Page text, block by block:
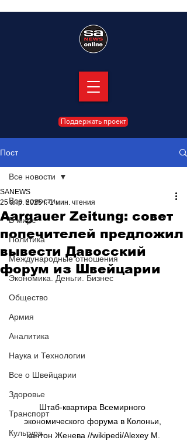
Поддержать проект
Пост
Все новости
В мире
Политика
Международные отношения
Экономика. Деньги. Бизнес
Общество
Армия
Аналитика
Наука и Технологии
Все о Швейцарии
Здоровье
Транспорт
Культура
Все новости
Aargauer Zeitung: совет
попечителей предложил
вывести Давосский
форум из Швейцарии
SANEWS
25 апр. 2025 г. 1 мин. чтения
Штаб-квартира Всемирного
экономического форума в Колоньи,
кантон Женева //wikipedi/Alexey M.